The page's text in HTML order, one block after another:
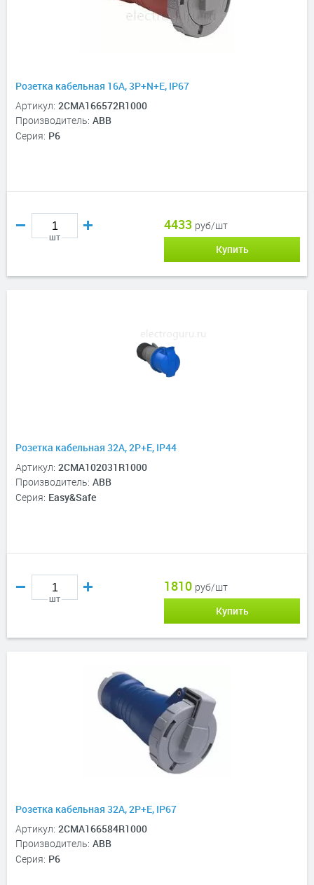
Розетка кабельная 16A, 3P+N+E, IP67
Артикул: 2CMA166572R1000
Производитель: ABB
Серия: P6
шт
4433 руб/шт
Купить
Розетка кабельная 32А, 2P+E, IP44
Артикул: 2CMA102031R1000
Производитель: ABB
Серия: Easy&Safe
шт
1810 руб/шт
Купить
Розетка кабельная 32A, 2P+E, IP67
Артикул: 2CMA166584R1000
Производитель: ABB
Серия: P6